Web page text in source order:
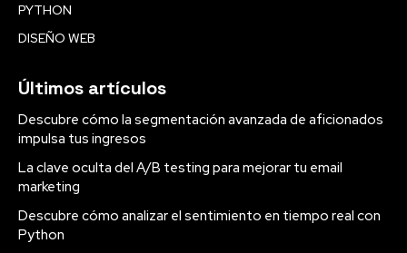
PYTHON
DISEÑO WEB
Últimos artículos
Descubre cómo la segmentación avanzada de aficionados
impulsa tus ingresos
La clave oculta del A/B testing para mejorar tu email
marketing
Descubre cómo analizar el sentimiento en tiempo real con
Python